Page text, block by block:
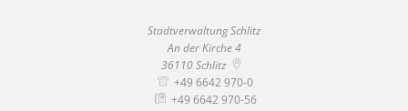
Stadtverwaltung Schlitz
An der Kirche 4
36110 Schlitz
+49 6642 970-0
+49 6642 970-56